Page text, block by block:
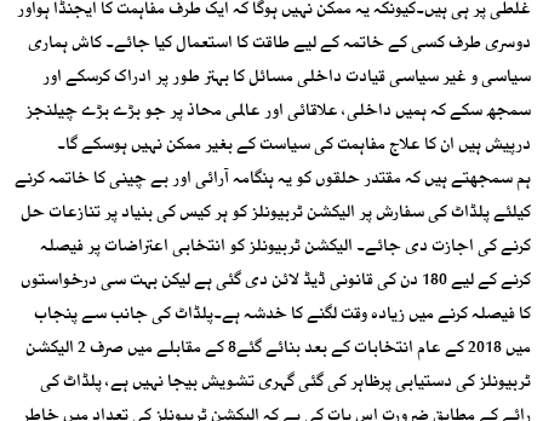
غلطی پر ہی ہیں۔کیونکہ یہ ممکن نہیں ہوگا کہ ایک طرف مفاہمت کا ایجنڈا ہواور
دوسری طرف کسی کے خاتمہ کے لیے طاقت کا استعمال کیا جائے۔ کاش ہماری
سیاسی و غیر سیاسی قیادت داخلی مسائل کا بہتر طور پر ادراک کرسکے اور
سمجھ سکے کہ ہمیں داخلی، علاقائی اور عالمی محاذ پر جو بڑے بڑے چیلنجز
درپیش ہیں ان کا علاج مفاہمت کی سیاست کے بغیر ممکن نہیں ہوسکے گا۔
ہم سمجھتے ہیں کہ مقتدر حلقوں کو یہ ہنگامہ آرائی اور بے چینی کا خاتمہ کرنے
کیلئے پلڈاٹ کی سفارش پر الیکشن ٹربیونلز کو ہر کیس کی بنیاد پر تنازعات حل
کرنے کی اجازت دی جائے۔ الیکشن ٹربیونلز کو انتخابی اعتراضات پر فیصلہ
کرنے کے لیے 180 دن کی قانونی ڈیڈ لائن دی گئی ہے لیکن بہت سی درخواستوں
کا فیصلہ کرنے میں زیادہ وقت لگنے کا خدشہ ہے۔پلڈاٹ کی جانب سے پنجاب
میں 2018 کے عام انتخابات کے بعد بنائے گئے8 کے مقابلے میں صرف 2 الیکشن
ٹربیونلز کی دستیابی پرظاہر کی گئی گہری تشویش بیجا نہیں ہے، پلڈاٹ کی